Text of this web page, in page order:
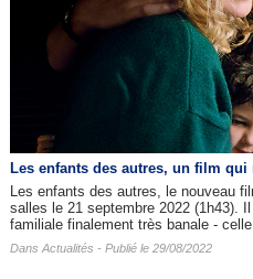
Les enfants des autres​, un film
Les enfants des autres, le nouveau
salles le 21 septembre 2022 (1h43).
familiale finalement très banale - celle
Dans Actualités - Publié le 29/08/2022